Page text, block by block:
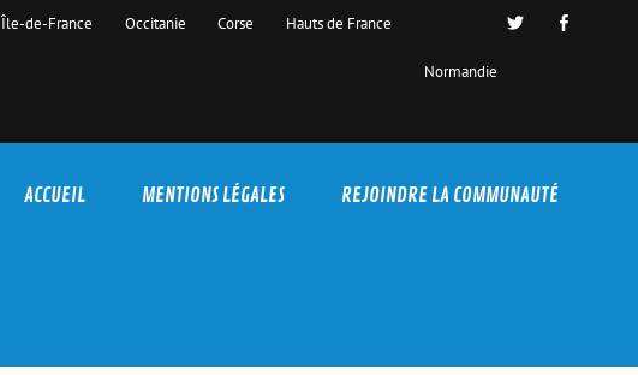
Île-de-France Occitanie Corse Hauts de France
Normandie
ACCUEIL MENTIONS LÉGALES REJOINDRE LA COMMUNAUTÉ